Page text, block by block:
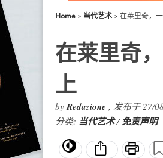
Home 当代艺术 在莱里奇，
在莱里奇
上
byRedazione , 发布于 27/
分类: 当代艺术/免责声明